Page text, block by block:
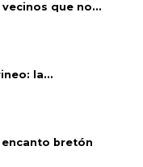
que no...
la...
bretón